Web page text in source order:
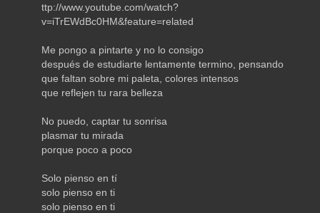
ttp://www.youtube.com/watch?
v=iTrEWdBc0HM&feature=related
Me pongo a pintarte y no lo consigo
después de estudiarte lentamente termino, pensando
que faltan sobre mi paleta, colores intensos
que reflejen tu rara belleza
No puedo, captar tu sonrisa
plasmar tu mirada
porque poco a poco
Solo pienso en tí
solo pienso en ti
solo pienso en ti